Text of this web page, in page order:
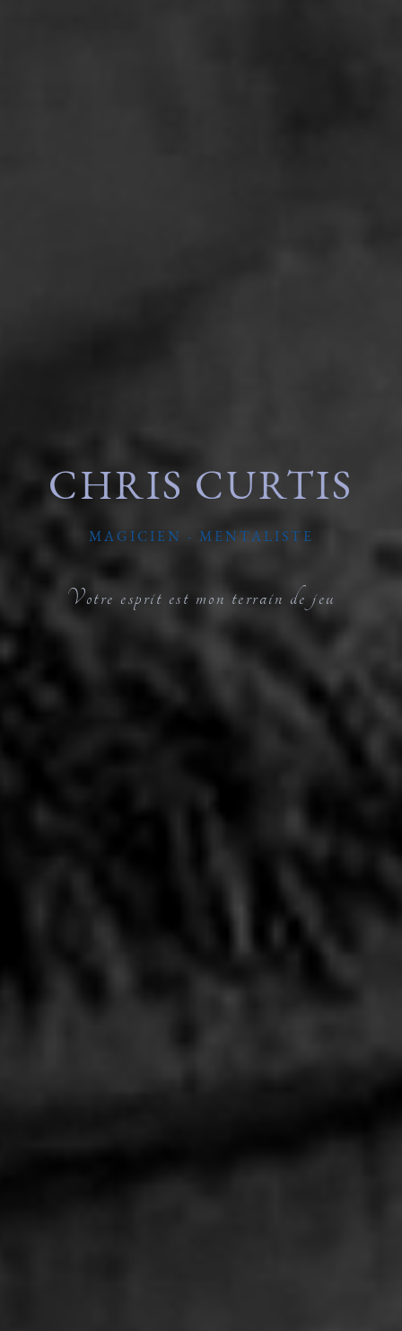
CHRIS CURTIS
MAGICIEN - MENTALISTE
Votre esprit est mon terrain de jeu
Votre esprit est mon terrain de jeu